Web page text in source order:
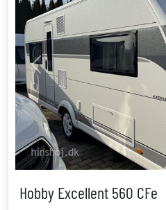
Previous
Hobby Excellent 560 CFe